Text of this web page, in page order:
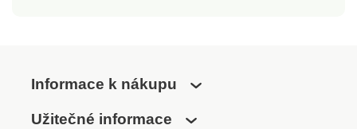
Informace k nákupu
Užitečné informace